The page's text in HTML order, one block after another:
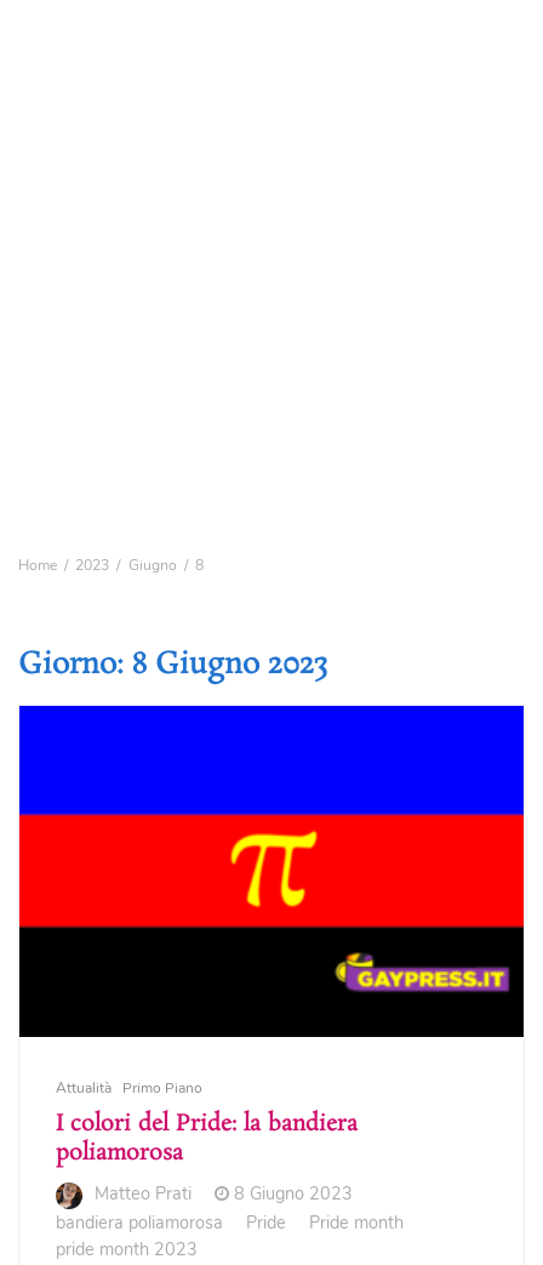
Home 2023 Giugno 8
Giorno: 8 Giugno 2023
Attualità Primo Piano
I colori del Pride: la bandiera
poliamorosa
Matteo Prati
8 Giugno 2023
bandiera poliamorosa
Pride
Pride month
pride month 2023